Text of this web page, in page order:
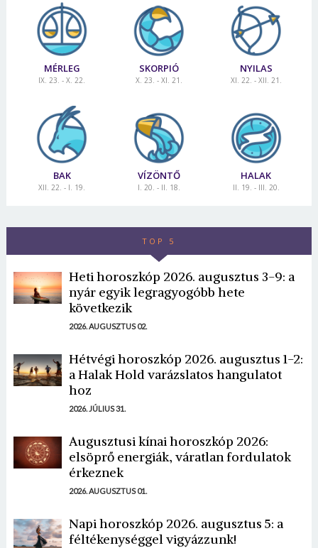
MÉRLEG
IX. 23. - X. 22.
SKORPIÓ
X. 23. - XI. 21.
NYILAS
XI. 22. - XII. 21.
BAK
XII. 22. - I. 19.
VÍZÖNTŐ
I. 20. - II. 18.
HALAK
II. 19. - III. 20.
TOP 5
Heti horoszkóp 2026. augusztus 3-9: a
nyár egyik legragyogóbb hete
következik
2026. AUGUSZTUS 02.
Hétvégi horoszkóp 2026. augusztus 1-2:
a Halak Hold varázslatos hangulatot
hoz
2026. JÚLIUS 31.
Augusztusi kínai horoszkóp 2026:
elsöprő energiák, váratlan fordulatok
érkeznek
2026. AUGUSZTUS 01.
Napi horoszkóp 2026. augusztus 5: a
féltékenységgel vigyázzunk!